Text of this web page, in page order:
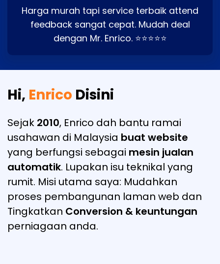
Harga murah tapi service terbaik attend
feedback sangat cepat. Mudah deal
dengan Mr. Enrico. ⭐⭐⭐⭐⭐
Hi, Enrico Disini
Sejak 2010, Enrico dah bantu ramai
usahawan di Malaysia buat website
yang berfungsi sebagai mesin jualan
automatik. Lupakan isu teknikal yang
rumit. Misi utama saya: Mudahkan
proses pembangunan laman web dan
Tingkatkan Conversion & keuntungan
perniagaan anda.